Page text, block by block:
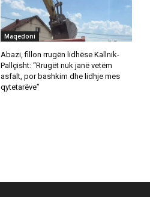
Maqedoni
Abazi, fillon rrugën lidhëse Kallnik-
Pallçisht: “Rrugët nuk janë vetëm
asfalt, por bashkim dhe lidhje mes
qytetarëve”